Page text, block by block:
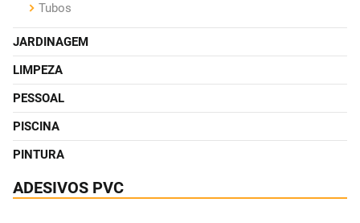
Tubos
JARDINAGEM
LIMPEZA
PESSOAL
PISCINA
PINTURA
ADESIVOS PVC